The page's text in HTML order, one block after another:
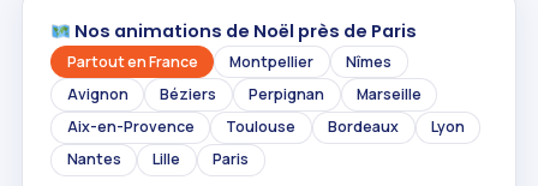
Nos animations de Noël près de Paris
Partout en France Montpellier
Nîmes
Avignon
Béziers Perpignan
Marseille
Aix-en-Provence
Toulouse Bordeaux
Lyon
Nantes
Lille Paris